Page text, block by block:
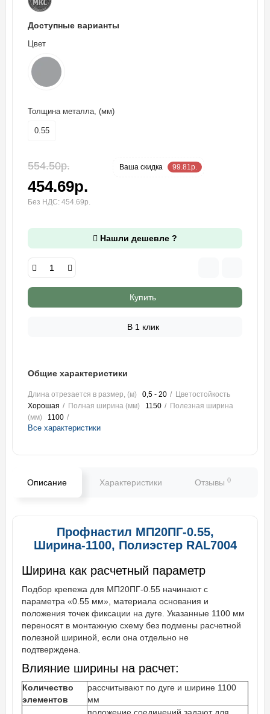
Доступные варианты
Цвет
Толщина металла, (мм)
0.55
554.50р. Ваша cкидка 99.81р.
454.69р.
Без НДС: 454.69р.
Нашли дешевле ?
Купить
В 1 клик
Общие характеристики
Длина отрезается в размер, (м) 0,5 - 20
Цветостойкость
Хорошая
Полная ширина (мм) 1150
Полезная ширина
(мм)
1100
Все характеристики
Описание Характеристики Отзывы 0
Профнастил МП20ПГ-0.55,
Ширина-1100, Полиэстер RAL7004
Ширина как расчетный параметр
Подбор крепежа для МП20ПГ-0.55 начинают с
параметра «0.55 мм», материала основания и
положения точек фиксации на дуге. Указанные 1100 мм
переносят в монтажную схему без подмены расчетной
полезной шириной, если она отдельно не
подтверждена.
Влияние ширины на расчет:
Количество
элементов
рассчитывают по дуге и ширине 1100
мм